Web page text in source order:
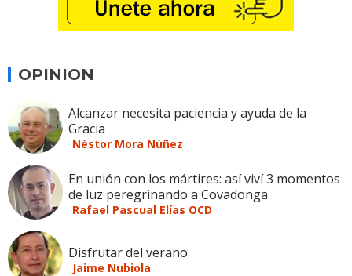
OPINION
Alcanzar necesita paciencia y ayuda de la
Gracia
Néstor Mora Núñez
En unión con los mártires: así viví 3 momentos
de luz peregrinando a Covadonga
Rafael Pascual Elías OCD
Disfrutar del verano
Jaime Nubiola